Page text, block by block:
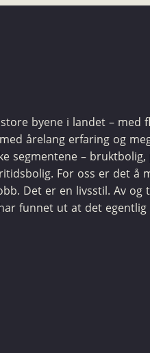
byene i landet – med
årelang erfaring og
segmentene –
For oss er det å
Det er en livsstil. Av og
funnet ut at det